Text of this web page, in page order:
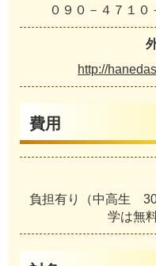
０９０－４７１
http://
費用
負担有り（中高生
学は無